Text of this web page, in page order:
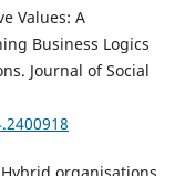
Values: A
Business Logics
Journal of Social